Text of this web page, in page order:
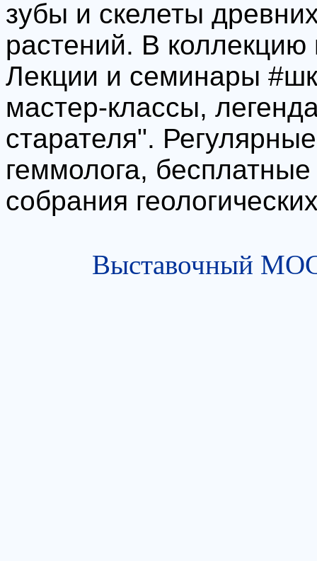
зубы и скелеты
растений. В коллекцию
Лекции и семинары
мастер-классы,
старателя".
геммолога,
собрания
Выставочный